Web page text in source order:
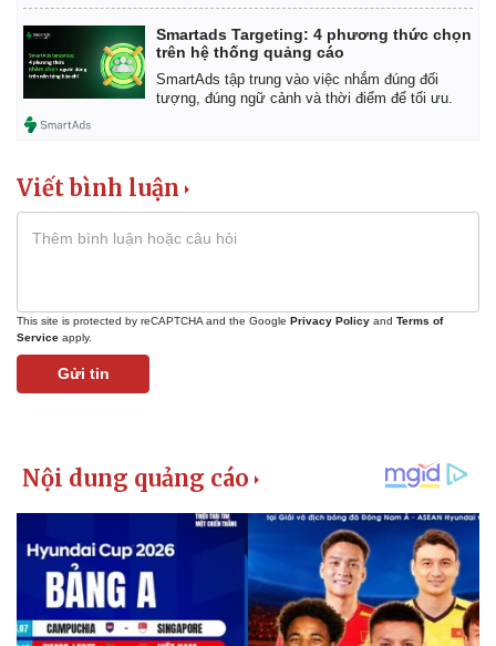
Smartads Targeting: 4 phương thức chọn
trên hệ thống quảng cáo
SmartAds tập trung vào việc nhắm đúng đối
tượng, đúng ngữ cảnh và thời điểm để tối ưu.
Viết bình luận
This site is protected by reCAPTCHA and the Google Privacy Policy and Terms of
Service apply.
Gửi tin